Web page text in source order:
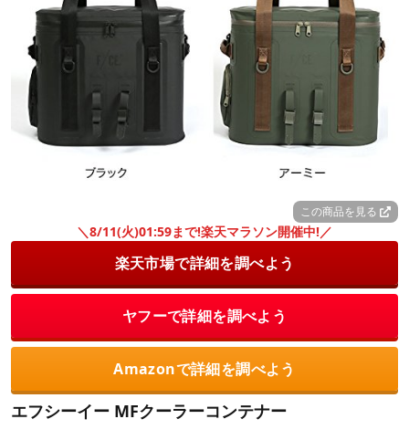
この商品を見る
＼8/11(火)01:59まで!楽天マラソン開催中!／
楽天市場で詳細を調べよう
ヤフーで詳細を調べよう
Amazonで詳細を調べよう
エフシーイー MFクーラーコンテナー